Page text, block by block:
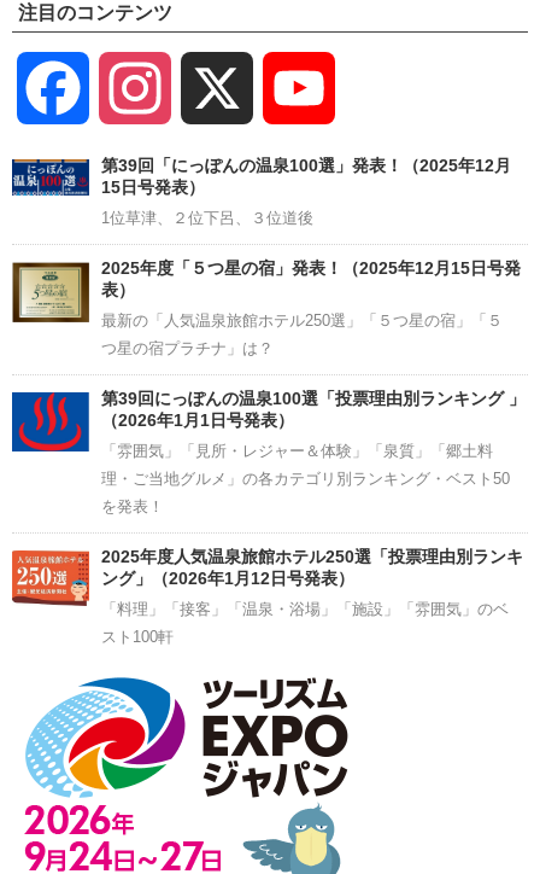
注目のコンテンツ
Facebook Instagram
Channel
第39回「にっぽんの温泉100選」発表！（2025年12月
15日号発表）
1位草津、２位下呂、３位道後
2025年度「５つ星の宿」発表！（2025年12月15日号発
表）
最新の「人気温泉旅館ホテル250選」「５つ星の宿」「５
つ星の宿プラチナ」は？
第39回にっぽんの温泉100選「投票理由別ランキング 」
（2026年1月1日号発表）
「雰囲気」「見所・レジャー＆体験」「泉質」「郷土料
理・ご当地グルメ」の各カテゴリ別ランキング・ベスト50
を発表！
2025年度人気温泉旅館ホテル250選「投票理由別ランキ
ング」（2026年1月12日号発表）
「料理」「接客」「温泉・浴場」「施設」「雰囲気」のベ
スト100軒